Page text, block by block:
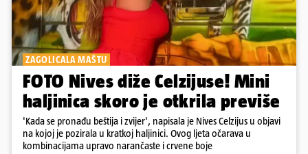
ZAGOLICALA MAŠTU
FOTO Nives diže Celzijuse! Mini
haljinica skoro je otkrila previše
'Kada se pronađu beštija i zvijer', napisala je Nives Celzijus u objavi
na kojoj je pozirala u kratkoj haljinici. Ovog ljeta očarava u
kombinacijama upravo narančaste i crvene boje